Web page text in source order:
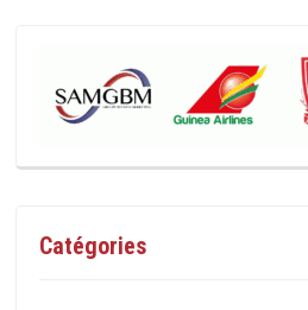
Catégories